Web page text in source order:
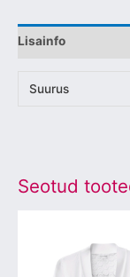
Lisainfo
Suurus
Seotud
on